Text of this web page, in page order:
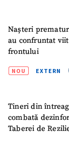
Nașteri
au confruntat
frontului
NOU EXTERN
Tineri din
combată
Taberei de